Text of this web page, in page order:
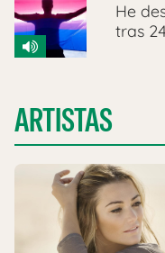
He
tras
ARTISTAS